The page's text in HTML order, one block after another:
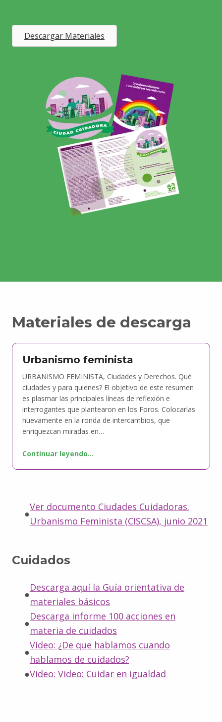
Descargar Materiales
Materiales de descarga
Urbanismo feminista
URBANISMO FEMINISTA, Ciudades y Derechos. Qué
ciudades y para quienes? El objetivo de este resumen
es plasmar las principales líneas de reflexión e
interrogantes que plantearon en los Foros. Colocarlas
nuevamente en la ronda de intercambios, que
enriquezcan miradas en…
Continuar leyendo…
Ver documento Ciudades Cuidadoras.
Urbanismo Feminista (CISCSA), junio 2021
Cuidados
Descarga aquí la Guía orientativa de
materiales básicos
Descarga informe 100 acciones en
materia de cuidados
Video: ¿De que hablamos cuando
hablamos de cuidados?
Video: Video: Cuidar en igualdad